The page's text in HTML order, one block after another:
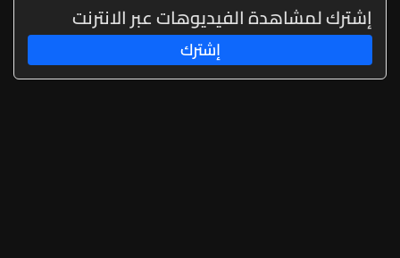
إشترك لمشاهدة الفيديوهات عبر الانترنت
إشترك